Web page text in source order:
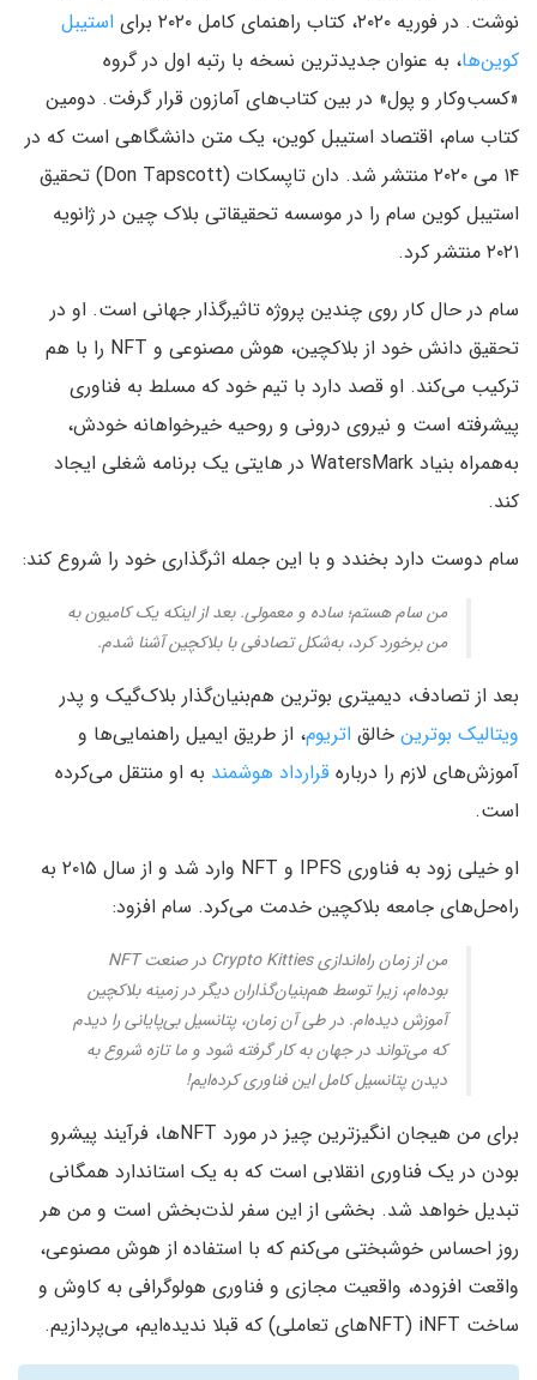
نوشت. در فوریه ۲۰۲۰، کتاب راهنمای کامل ۲۰۲۰ برای
استیبل
کوین‌ها، به عنوان جدیدترین نسخه با رتبه اول در گروه
«کسب‌وکار و پول» در بین کتاب‌های آمازون قرار گرفت. دومین
کتاب سام، اقتصاد استیبل کوین، یک متن دانشگاهی است که در
۱۴ می ۲۰۲۰ منتشر شد. دان تاپسکات (Don Tapscott) تحقیق
استیبل کوین سام را در موسسه تحقیقاتی بلاک چین در ژانویه
۲۰۲۱ منتشر کرد.
سام در حال کار روی چندین پروژه تاثیرگذار جهانی است. او در
تحقیق دانش خود از بلاکچین، هوش مصنوعی و NFT را با هم
ترکیب می‌کند. او قصد دارد با تیم خود که مسلط به فناوری
پیشرفته است و نیروی درونی و روحیه خیرخواهانه‌ خودش،
به‌همراه بنیاد WatersMark در هایتی یک برنامه شغلی ایجاد
کند.
سام دوست دارد بخندد و با این جمله اثرگذاری خود را شروع کند:
من سام هستم؛ ساده و معمولی. بعد از اینکه یک کامیون به
من برخورد کرد، به‌شکل تصادفی با بلاکچین آشنا شدم.
بعد از تصادف، دیمیتری بوترین هم‌بنیان‌گذار بلاک‌گیک و پدر
ویتالیک بوترین خالق اتریوم، از طریق ایمیل راهنمایی‌ها و
آموزش‌های لازم را درباره قرارداد هوشمند به او منتقل می‌کرده
است.
او خیلی زود به فناوری IPFS و NFT وارد شد و از سال ۲۰۱۵ به
راه‌حل‌های جامعه بلاکچین خدمت می‌کرد. سام افزود:
من از زمان راه‌اندازی Crypto Kitties در صنعت NFT
بوده‌ام، زیرا توسط هم‌بنیان‌گذاران دیگر در زمینه بلاکچین
آموزش دیده‌ام. در طی آن زمان، پتانسیل بی‌پایانی را دیدم
که می‌تواند در جهان به کار گرفته شود و ما تازه شروع به
دیدن پتانسیل کامل این فناوری کرده‌ایم!
برای من هیجان انگیزترین چیز در مورد NFTها، فرآیند پیشرو
بودن در یک فناوری انقلابی است که به یک استاندارد همگانی
تبدیل خواهد شد. بخشی از این سفر لذت‌بخش است و من هر
روز احساس خوشبختی می‌کنم که با استفاده از هوش مصنوعی،
واقعت افزوده، واقعیت مجازی و فناوری هولوگرافی به کاوش و
ساخت iNFT (NFTهای تعاملی) که قبلا ندیده‌ایم، می‌پردازیم.